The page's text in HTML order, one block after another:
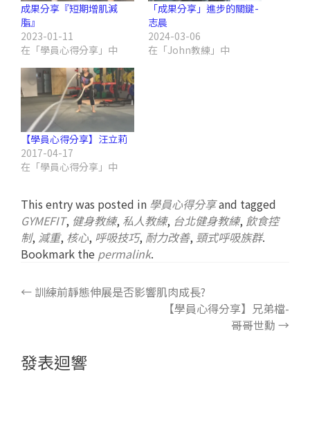
成果分享『短期增肌減
脂』
2023-01-11
在「學員心得分享」中
「成果分享」進步的關鍵-
志晨
2024-03-06
在「John教練」中
【學員心得分享】汪立莉
2017-04-17
在「學員心得分享」中
This entry was posted in 學員心得分享and tagged
GYMEFIT, 健身教練, 私人教練, 台北健身教練, 飲食控
制, 減重, 核心, 呼吸技巧, 耐力改善, 頸式呼吸族群.
Bookmark the permalink.
← 訓練前靜態伸展是否影響肌肉成長?
【學員心得分享】兄弟檔-
哥哥世勳 →
發表迴響